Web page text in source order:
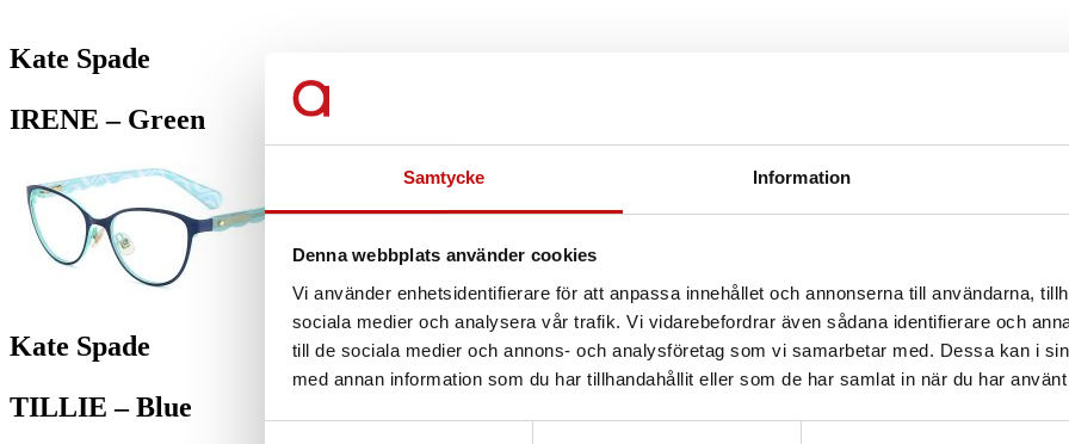
Samtycke Information
Denna webbplats använder cookies
Vi använder enhetsidentifierare för att anpassa innehållet och annonserna till användarna,
sociala medier och analysera vår trafik. Vi vidarebefordrar även sådana identifierare och
till de sociala medier och annons- och analysföretag som vi samarbetar med. Dessa kan i
med annan information som du har tillhandahållit eller som de har samlat in när du har
Kate Spade
IRENE – Green
Kate Spade
TILLIE – Blue